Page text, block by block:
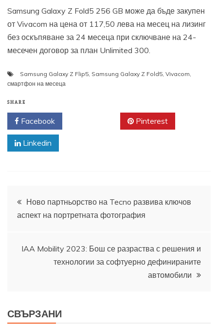
Samsung Galaxy Z Fold5 256 GB може да бъде закупен
от Vivacom на цена от 117,50 лева на месец на лизинг
без оскъпяване за 24 месеца при сключване на 24-
месечен договор за план Unlimited 300.
Samsung Galaxy Z Flip5, Samsung Galaxy Z Fold5, Vivacom,
смартфон на месеца
SHARE
Facebook Pinterest
Linkedin
Навигация
Ново партньорство на Tecno развива ключов
аспект на портретната фотография
IAA Mobility 2023: Бош се разраства с решения и
технологии за софтуерно дефинираните
автомобили
СВЪРЗАНИ